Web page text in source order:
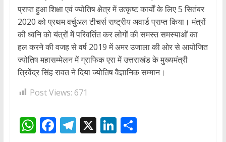
प्राप्त हुआ शिक्षा एवं ज्योतिष क्षेत्र में उत्कृष्ट कार्यों के लिए 5 सितंबर
2020 को प्रथम वर्चुअल टीचर्स राष्ट्रीय अवार्ड प्राप्त किया। मंत्रों
की ध्वनि को यंत्रों में परिवर्तित कर लोगों की समस्त समस्याओं का
हल करने की वजह से वर्ष 2019 में अमर उजाला की ओर से आयोजित
ज्योतिष महासम्मेलन में ग्राफिक एरा में उत्तराखंड के मुख्यमंत्री
त्रिवेंद्र सिंह रावत ने दिया ज्योतिष वैज्ञानिक सम्मान।
Post Views: 671
W F T X Li S